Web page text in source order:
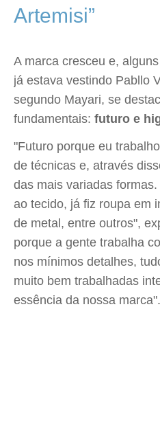
Artemisi”
A marca cresceu e,
já estava vestindo Pabllo
segundo Mayari, se
fundamentais: futuro e
"Futuro porque eu
de técnicas e, através
das mais variadas
ao tecido, já fiz roupa em
de metal, entre outros",
porque a gente trabalha
nos mínimos detalhes,
muito bem trabalhadas
essência da nossa marca".